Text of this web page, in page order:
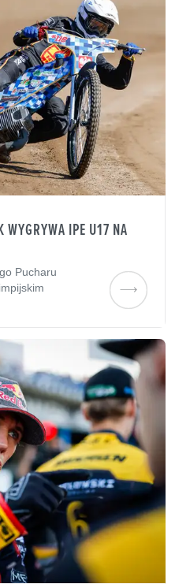
WYGRYWA IPE U17 NA
Pucharu